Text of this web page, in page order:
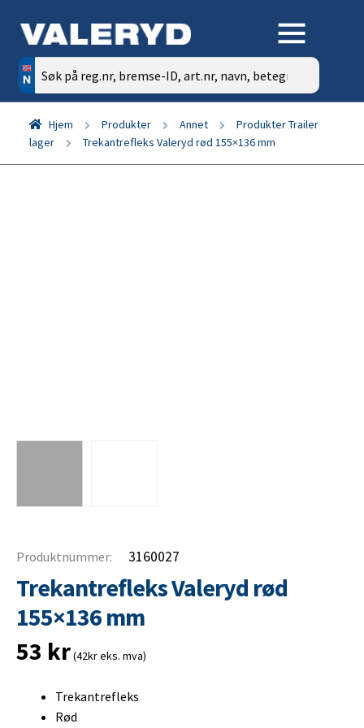
Søk
etter:
Hjem Produkter Annet
Produkter Trailer
lager
Trekantrefleks Valeryd rød 155×136 mm
Produktnummer: 3160027
Trekantrefleks Valeryd rød
155×136 mm
53 kr(42kr eks. mva)
Trekantrefleks
Rød